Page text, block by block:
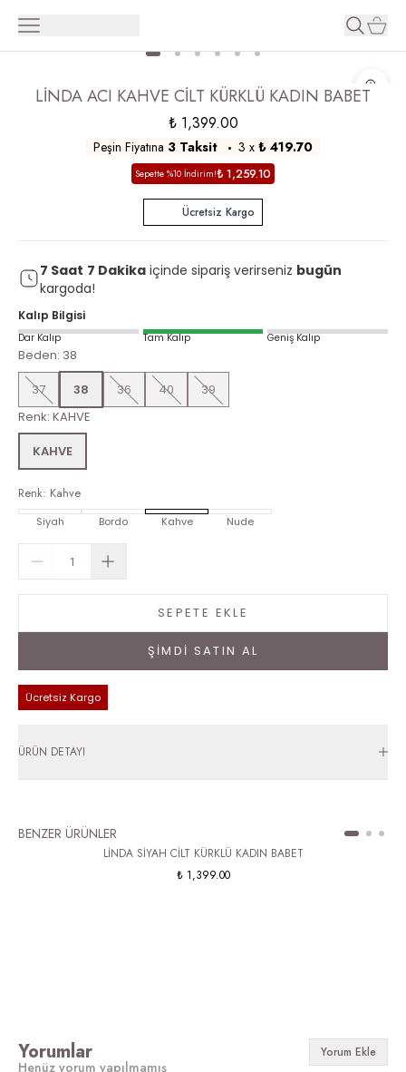
LİNDA ACI KAHVE CİLT KÜRKLÜ KADIN BABET
₺ 1,399.00
Peşin Fiyatına 3 Taksit 3 x ₺ 419.70
Sepette %10 İndirim!₺ 1,259.10
Ücretsiz Kargo
7 Saat 7 Dakika içinde sipariş verirseniz bugün
kargoda!
Kalıp Bilgisi
Dar Kalıp Tam Kalıp Geniş Kalıp
Beden: 38
37
38 36 40
39
Renk: KAHVE
KAHVE
Renk: Kahve
Siyah Bordo Kahve Nude
SEPETE EKLE
ŞİMDİ SATIN AL
Ücretsiz Kargo
ÜRÜN DETAYI
BENZER ÜRÜNLER
LİNDA SİYAH CİLT KÜRKLÜ KADIN BABET
₺ 1,399.00
Yorumlar Yorum Ekle
Henüz yorum yapılmamış